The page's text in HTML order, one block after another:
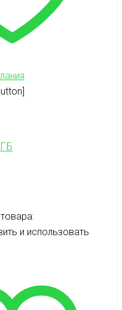
и использовать